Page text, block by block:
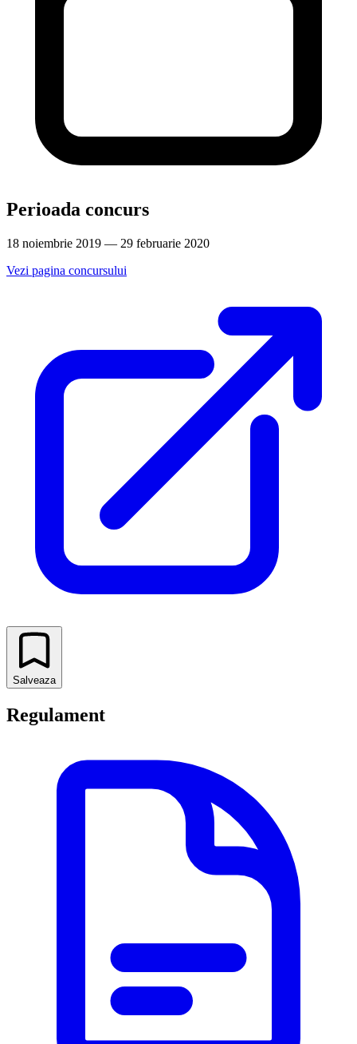
Perioada concurs
18 noiembrie 2019 — 29 februarie 2020
Vezi pagina concursului
Salveaza
Regulament